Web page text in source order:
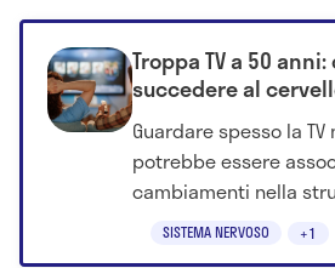
SISTEMA NERVOSO +1
Troppa TV a 50
succedere al
Guardare spesso la
potrebbe essere
cambiamenti nella
anni dopo, secondo